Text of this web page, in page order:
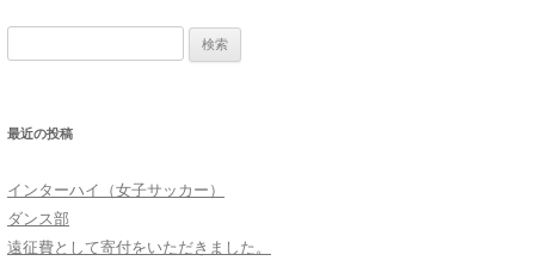
最近の投稿
インターハイ（女子サッカー）
ダンス部
遠征費として寄付をいただきました。